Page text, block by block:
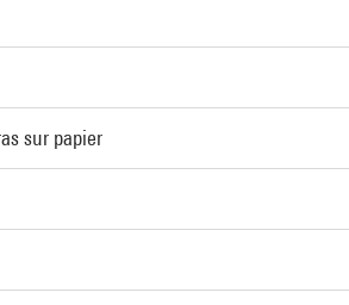
sur papier